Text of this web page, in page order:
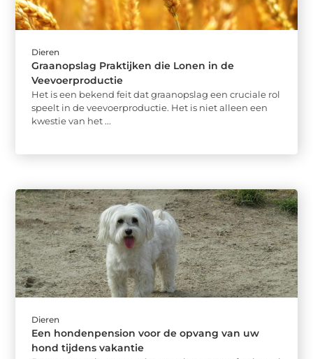
Dieren
Graanopslag Praktijken die Lonen in de
Veevoerproductie
Het is een bekend feit dat graanopslag een cruciale rol
speelt in de veevoerproductie. Het is niet alleen een
kwestie van het ...
Dieren
Een hondenpension voor de opvang van uw
hond tijdens vakantie